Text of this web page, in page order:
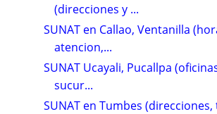
(direcciones y ...
SUNAT en Callao, Ventanilla
atencion,...
SUNAT Ucayali, Pucallpa
sucur...
SUNAT en Tumbes